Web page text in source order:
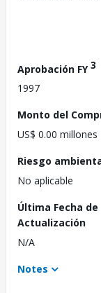
Aprobación FY3
1997
Monto del
US$ 0.00 millones
Riesgo
No aplicable
Última Fecha de
Actualización
N/A
Notes